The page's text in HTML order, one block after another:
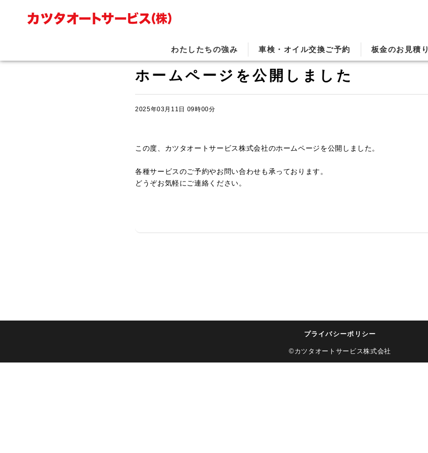
わたしたちの強み 車検・オイル交換ご予約 板金のお見積り
ホームページを公開しました
2025年03月11日 09時00分
この度、カツタオートサービス株式会社のホームページを公開しました。
各種サービスのご予約やお問い合わせも承っております。
どうぞお気軽にご連絡ください。
プライバシーポリシー
©カツタオートサービス株式会社